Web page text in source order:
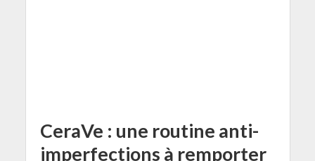
CeraVe : une routine anti-
imperfections à remporter